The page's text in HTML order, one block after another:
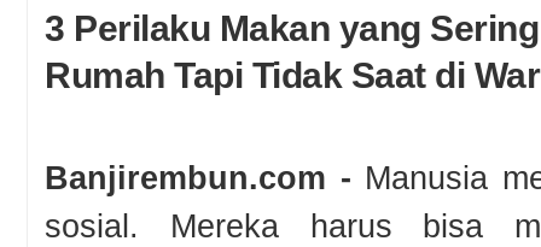
3 Perilaku Makan yang
Rumah Tapi Tidak Saat di
Banjirembun.com - Manusia
sosial. Mereka harus bisa